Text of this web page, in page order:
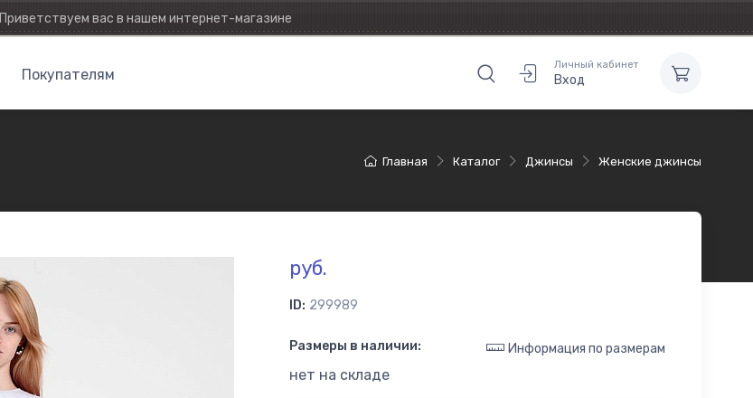
Приветствуем вас в нашем интернет-магазине
Личный кабинет
Вход
Покупателям
Главная Каталог Джинсы Женские джинсы
руб.
ID: 299989
Размеры в наличии: Информация по размерам
нет на складе